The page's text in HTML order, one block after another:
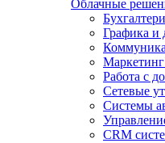
Облачные
Графика и
Работа с
Сетевые
Системы
CRM